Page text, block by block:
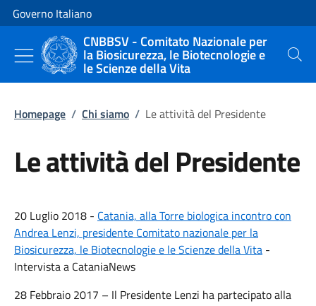
Vai al contenuto
Vai alla navigazione del sito
Governo Italiano
CNBBSV - Comitato Nazionale per
la Biosicurezza, le Biotecnologie e
le Scienze della Vita Cerca
Homepage / Chi siamo / Le attività del Presidente
Le attività del Presidente
20 Luglio 2018 - Catania, alla Torre biologica incontro con
Andrea Lenzi, presidente Comitato nazionale per la
Biosicurezza, le Biotecnologie e le Scienze della Vita -
Intervista a CataniaNews
28 Febbraio 2017 – Il Presidente Lenzi ha partecipato alla